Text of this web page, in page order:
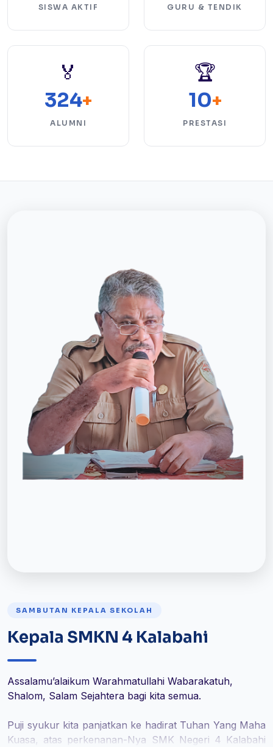
SISWA AKTIF GURU & TENDIK
🏅
324+
ALUMNI
🏆
10+
PRESTASI
SAMBUTAN KEPALA SEKOLAH
Kepala SMKN 4 Kalabahi
Assalamu’alaikum Warahmatullahi Wabarakatuh,
Shalom, Salam Sejahtera bagi kita semua.
Puji syukur kita panjatkan ke hadirat Tuhan Yang Maha
Kuasa, atas perkenanan-Nya SMK Negeri 4 Kalabahi